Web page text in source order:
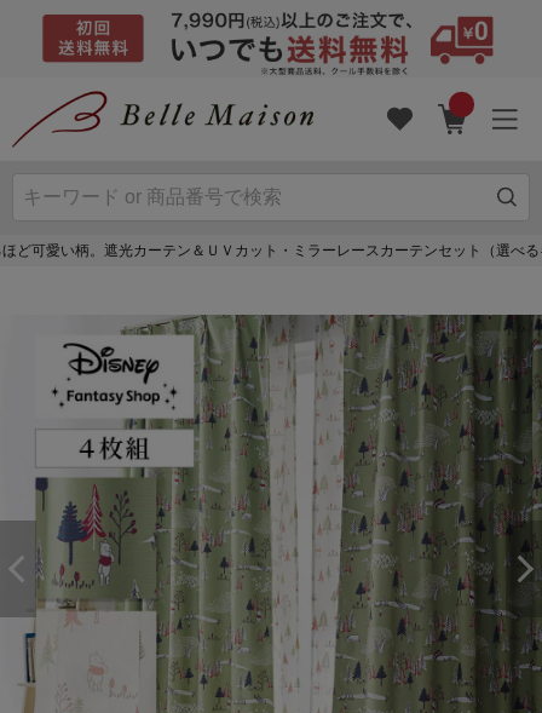
ど可愛い柄。遮光カーテン＆ＵＶカット・ミラーレースカーテンセット（選べ